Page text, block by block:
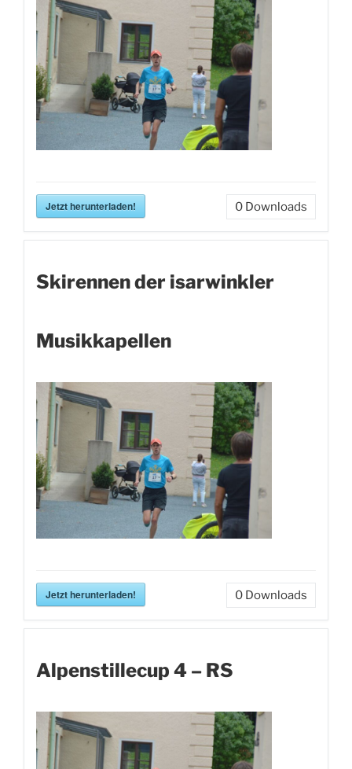
Jetzt herunterladen! 0 Downloads
Skirennen der isarwinkler
Musikkapellen
Jetzt herunterladen! 0 Downloads
Alpenstillecup 4 – RS